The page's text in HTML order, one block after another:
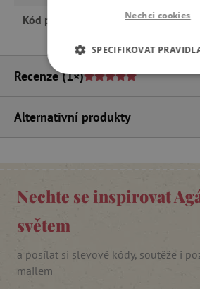
Kód produktu S50512
Recenze (1×)
Alternativní produkty
Nechte se inspirovat
světem
a posílat si slevové kódy, soutěže i
mailem
Nechci cookies
SPECIFIKOVAT
NEZBYTNĚ NUTNÉ
ANALYTICKÉ COOKIES